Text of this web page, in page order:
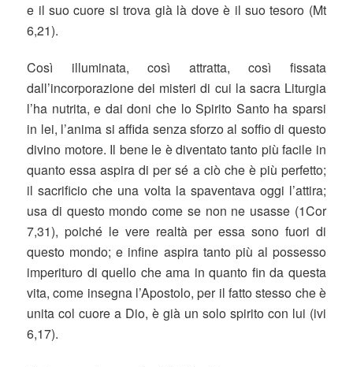
e il suo cuore si trova già là dove è il suo tesoro (Mt
6,21).
Così illuminata, così attratta, così fissata
dall’incorporazione dei misteri di cui la sacra Liturgia
l’ha nutrita, e dai doni che lo Spirito Santo ha sparsi
in lei, l’anima si affida senza sforzo al soffio di questo
divino motore. Il bene le è diventato tanto più facile in
quanto essa aspira di per sé a ciò che è più perfetto;
il sacrificio che una volta la spaventava oggi l’attira;
usa di questo mondo come se non ne usasse (1Cor
7,31), poiché le vere realtà per essa sono fuori di
questo mondo; e infine aspira tanto più al possesso
imperituro di quello che ama in quanto fin da questa
vita, come insegna l’Apostolo, per il fatto stesso che è
unita col cuore a Dio, è già un solo spirito con lui (ivi
6,17).